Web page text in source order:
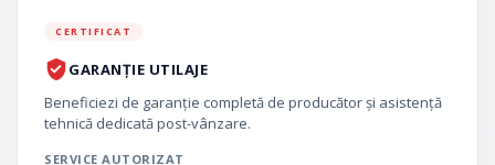
CERTIFICAT
GARANȚIE UTILAJE
Beneficiezi de garanție completă de producător și asistență
tehnică dedicată post-vânzare.
SERVICE AUTORIZAT